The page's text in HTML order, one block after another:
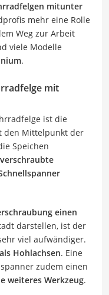
mitunter
mehr eine Rolle
Weg zur Arbeit
viele Modelle
.
mit
ist die
den Mittelpunkt der
Speichen
verschraubte
einen
darstellen, ist der
viel aufwändiger.
Hohlachsen. Eine
zudem einen
weiteres Werkzeug.